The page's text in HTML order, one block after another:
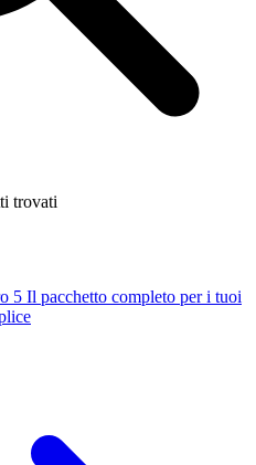
trovati
5 Il pacchetto completo per i tuoi